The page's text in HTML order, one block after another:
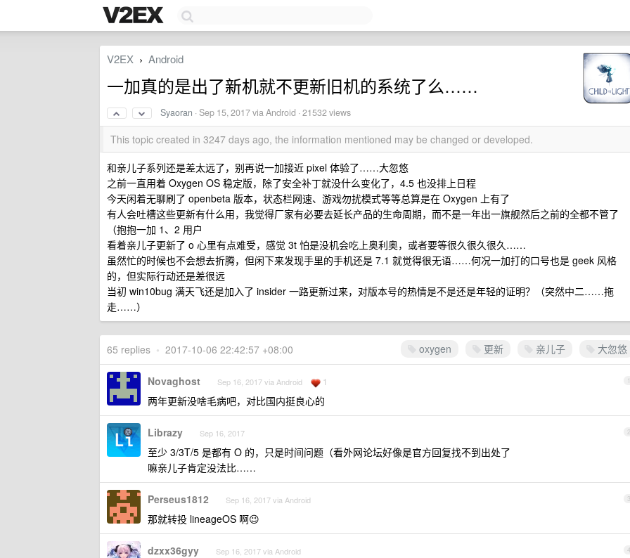
V2EX › Android
一加真的是出了新机就不更新旧机的系统了么……
Syaoran ·Sep 15, 2017via Android · 21532 views
This topic created in 3247 days ago, the information mentioned may be changed or developed.
和亲儿子系列还是差太远了，别再说一加接近 pixel 体验了……大忽悠
之前一直用着 Oxygen OS 稳定版，除了安全补丁就没什么变化了，4.5 也没排上日程
今天闲着无聊刷了 openbeta 版本，状态栏网速、游戏勿扰模式等等总算是在 Oxygen 上有了
有人会吐槽这些更新有什么用，我觉得厂家有必要去延长产品的生命周期，而不是一年出一旗舰然后之前的全都不管了
（抱抱一加 1、2 用户
看着亲儿子更新了 o 心里有点难受，感觉 3t 怕是没机会吃上奥利奥，或者要等很久很久很久……
虽然忙的时候也不会想去折腾，但闲下来发现手里的手机还是 7.1 就觉得很无语……何况一加打的口号也是 geek 风格
的，但实际行动还是差很远
当初 win10bug 满天飞还是加入了 insider 一路更新过来，对版本号的热情是不是还是年轻的证明？（突然中二……拖
走……）
oxygen 更新 亲儿子 大忽悠
65 replies • 2017-10-06 22:42:57 +08:00
1
Novaghost Sep 16, 2017 via Android 1
两年更新没啥毛病吧，对比国内挺良心的
2
Librazy Sep 16, 2017
至少 3/3T/5 是都有 O 的，只是时间问题（看外网论坛好像是官方回复找不到出处了
嘛亲儿子肯定没法比……
3
Perseus1812 Sep 16, 2017 via Android
那就转投 lineageOS 啊😉
4
dzxx36gyy Sep 16, 2017 via Android